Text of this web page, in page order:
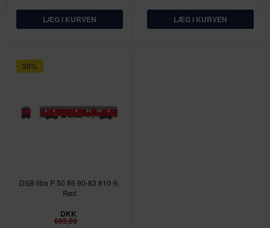
30%
DSB litra P 50 86 90-83 810-9,
Rød
DKK
695,00